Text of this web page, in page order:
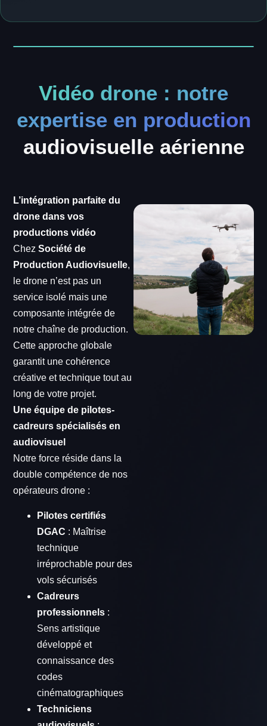
Vidéo drone : notre
expertise en production
audiovisuelle aérienne
L’intégration parfaite du
drone dans vos
productions vidéo
ChezSociété de
Production Audiovisuelle,
le drone n’est pas un
service isolé mais une
composante intégrée de
notre chaîne de production.
Cette approche globale
garantit une cohérence
créative et technique tout au
long de votre projet.
Une équipe de pilotes-
cadreurs spécialisés en
audiovisuel
Notre force réside dans la
double compétence de nos
opérateurs drone :
Pilotes certifiés
DGAC : Maîtrise
technique
irréprochable pour des
vols sécurisés
Cadreurs
professionnels :
Sens artistique
développé et
connaissance des
codes
cinématographiques
Techniciens